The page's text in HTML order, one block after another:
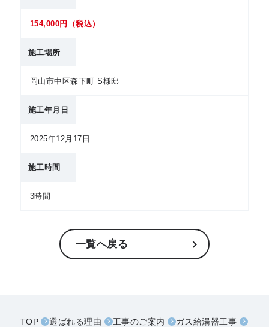
154,000円（税込）
施工場所
岡山市中区森下町 S様邸
施工年月日
2025年12月17日
施工時間
3時間
一覧へ戻る
TOP 選ばれる理由 工事のご案内 ガス給湯器工事